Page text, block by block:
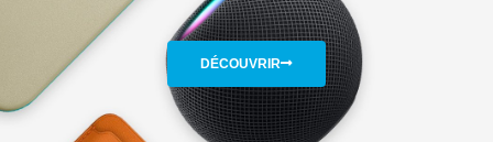
DÉCOUVRIR